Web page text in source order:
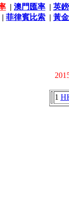
| 澳門匯率 | 英
| 菲律賓比索 | 黃
1